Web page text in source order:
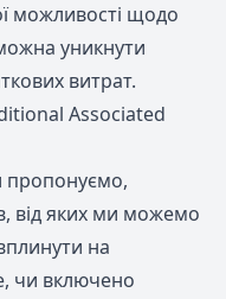
можливості щодо
уникнути
витрат.
Associated
пропонуємо,
від яких ми можемо
на
чи включено